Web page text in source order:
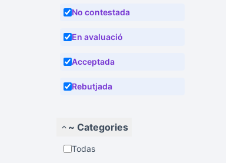
No contestada
En avaluació
Acceptada
Rebutjada
~ Categories
Todas